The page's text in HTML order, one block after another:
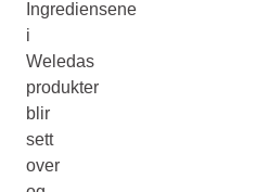
Ingrediensene
i
Weledas
produkter
blir
sett
over